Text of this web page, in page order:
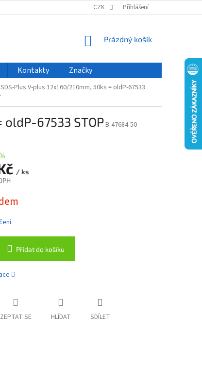
VELKOOBCHOD ČASTO KLADENÉ DOTAZY
CZK Přihlášení
NÁKUPNÍ
Prázdný košík
Kontakty Značky
Plus V-plus 12x160/210mm, 50ks = oldP-67533
67533 STOPB-47684-50
/ ks
Přidat do košíku
ZEPTAT SE HLÍDAT SDÍLET